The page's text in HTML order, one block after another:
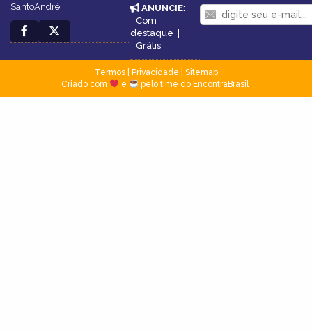
SantoAndré.
ANUNCIE:
Com
destaque |
Grátis
Termos| Privacidade
Sitemap
Criado com
e pelo time do EncontraBrasil